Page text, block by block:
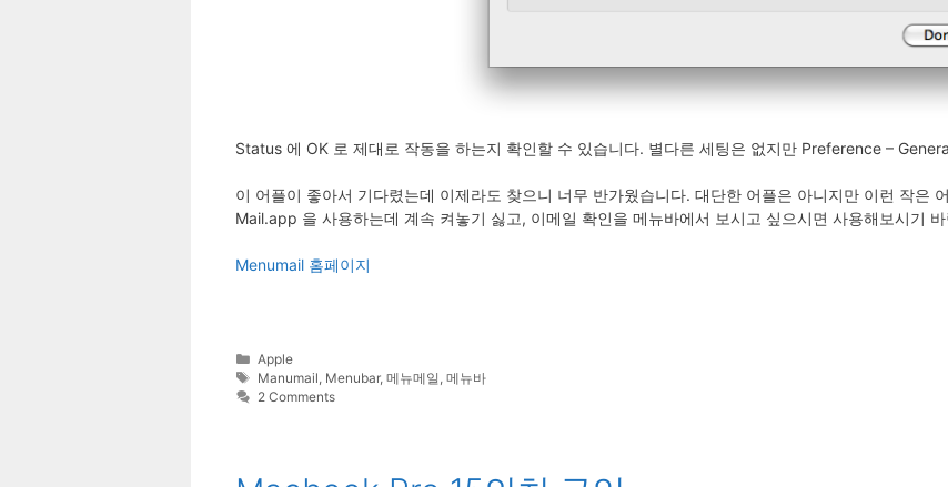
Status 에 OK 로 제대로 작동을 하는지 확인할 수 있습니다. 별다른 세팅은 없지만 Preference –
이 어플이 좋아서 기다렸는데 이제라도 찾으니 너무 반가웠습니다. 대단한 어플은 아니지만 이런 작은
Mail.app 을 사용하는데 계속 켜놓기 싫고, 이메일 확인을 메뉴바에서 보시고 싶으시면 사용해보시기
Menumail 홈페이지
Categories
Apple
Tags
Manumail Menubar,메뉴메일 ,메뉴바
2 Comments